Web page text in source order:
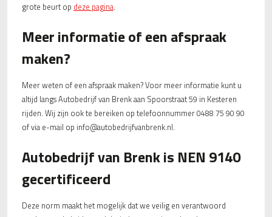
grote beurt op deze pagina.
Meer informatie of een afspraak
maken?
Meer weten of een afspraak maken? Voor meer informatie kunt u
altijd langs Autobedrijf van Brenk aan Spoorstraat 59 in Kesteren
rijden. Wij zijn ook te bereiken op telefoonnummer 0488 75 90 90
of via e-mail op info@autobedrijfvanbrenk.nl.
Autobedrijf van Brenk is NEN 9140
gecertificeerd
Deze norm maakt het mogelijk dat we veilig en verantwoord